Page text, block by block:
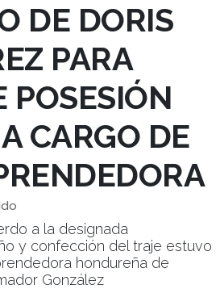
DE DORIS
PARA
POSESIÓN
CARGO DE
a la designada
y confección del traje estuvo
hondureña de
González